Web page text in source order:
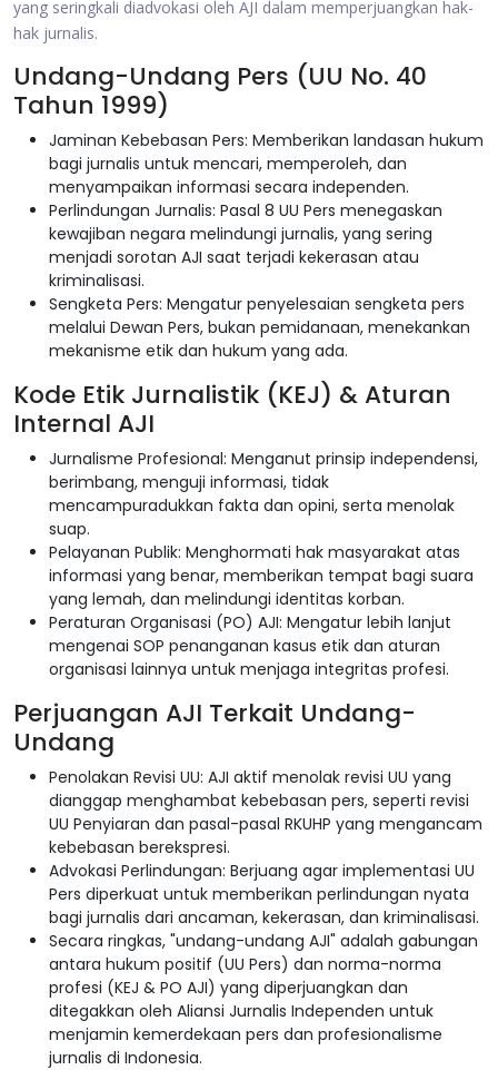
yang seringkali diadvokasi oleh AJI dalam memperjuangkan hak-
hak jurnalis.
Undang-Undang Pers (UU No. 40
Tahun 1999)
Jaminan Kebebasan Pers: Memberikan landasan hukum
bagi jurnalis untuk mencari, memperoleh, dan
menyampaikan informasi secara independen.
Perlindungan Jurnalis: Pasal 8 UU Pers menegaskan
kewajiban negara melindungi jurnalis, yang sering
menjadi sorotan AJI saat terjadi kekerasan atau
kriminalisasi.
Sengketa Pers: Mengatur penyelesaian sengketa pers
melalui Dewan Pers, bukan pemidanaan, menekankan
mekanisme etik dan hukum yang ada.
Kode Etik Jurnalistik (KEJ) & Aturan
Internal AJI
Jurnalisme Profesional: Menganut prinsip independensi,
berimbang, menguji informasi, tidak
mencampuradukkan fakta dan opini, serta menolak
suap.
Pelayanan Publik: Menghormati hak masyarakat atas
informasi yang benar, memberikan tempat bagi suara
yang lemah, dan melindungi identitas korban.
Peraturan Organisasi (PO) AJI: Mengatur lebih lanjut
mengenai SOP penanganan kasus etik dan aturan
organisasi lainnya untuk menjaga integritas profesi.
Perjuangan AJI Terkait Undang-
Undang
Penolakan Revisi UU: AJI aktif menolak revisi UU yang
dianggap menghambat kebebasan pers, seperti revisi
UU Penyiaran dan pasal-pasal RKUHP yang mengancam
kebebasan berekspresi.
Advokasi Perlindungan: Berjuang agar implementasi UU
Pers diperkuat untuk memberikan perlindungan nyata
bagi jurnalis dari ancaman, kekerasan, dan kriminalisasi.
Secara ringkas, "undang-undang AJI" adalah gabungan
antara hukum positif (UU Pers) dan norma-norma
profesi (KEJ & PO AJI) yang diperjuangkan dan
ditegakkan oleh Aliansi Jurnalis Independen untuk
menjamin kemerdekaan pers dan profesionalisme
jurnalis di Indonesia.